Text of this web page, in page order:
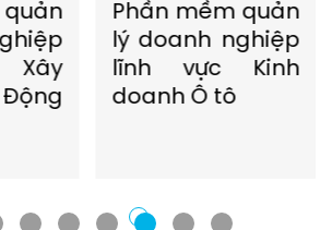
quản
Phần mềm quản
lý doanh nghiệp
lĩnh vực Kinh
doanh Ô tô